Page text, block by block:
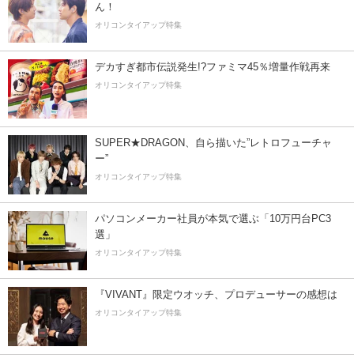
ん！
オリコンタイアップ特集
デカすぎ都市伝説発生!?ファミマ45％増量作戦再来
オリコンタイアップ特集
SUPER★DRAGON、自ら描いた”レトロフューチャ
ー”
オリコンタイアップ特集
パソコンメーカー社員が本気で選ぶ「10万円台PC3
選」
オリコンタイアップ特集
『VIVANT』限定ウオッチ、プロデューサーの感想は
オリコンタイアップ特集